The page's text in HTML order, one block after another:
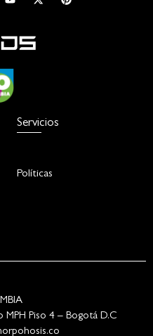
Servicios
Políticas
Piso 4 – Bogotá D.C